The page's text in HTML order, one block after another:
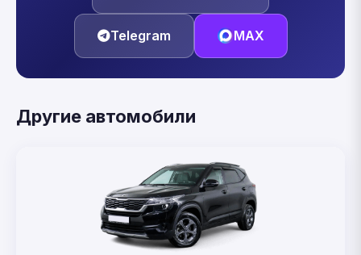
Telegram MAX
Другие автомобили